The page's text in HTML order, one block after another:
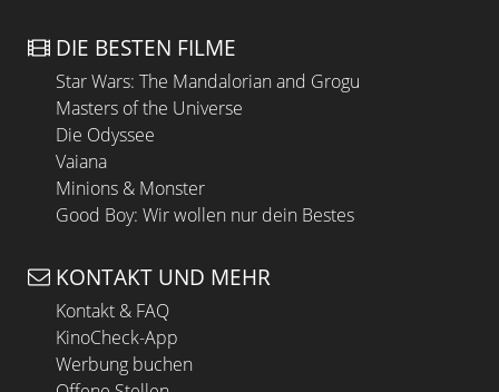
DIE BESTEN FILME
Star Wars: The Mandalorian and Grogu
Masters of the Universe
Die Odyssee
Vaiana
Minions & Monster
Good Boy: Wir wollen nur dein Bestes
KONTAKT UND MEHR
Kontakt & FAQ
KinoCheck-App
Werbung buchen